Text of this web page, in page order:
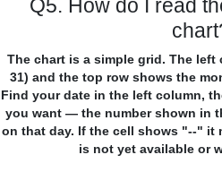
Q5. How do I read
The chart is a simple grid. The
31) and the top row shows the
Find your date in the left column,
you want — the number shown in
on that day. If the cell shows "--" it
is not yet available or